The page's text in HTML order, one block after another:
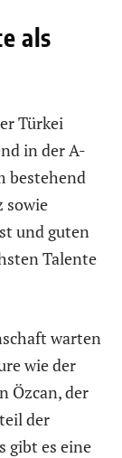
als
Türkei
in der A-
bestehend
sowie
und guten
Talente
warten
wie der
Özcan, der
der
gibt es eine